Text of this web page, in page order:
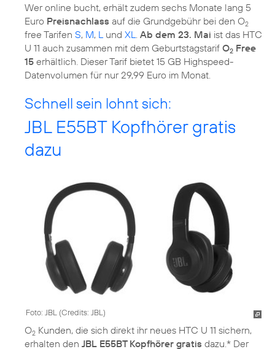
Wer online bucht, erhält zudem sechs Monate lang 5
Euro Preisnachlass auf die Grundgebühr bei den O2
free Tarifen S, M, L und XL Ab dem 23. Mai ist das HTC
U 11 auch zusammen mit dem Geburtstagstarif O2 Free
15 erhältlich. Dieser Tarif bietet 15 GB Highspeed-
Datenvolumen für nur 29,99 Euro im Monat.
Schnell sein lohnt sich:
JBL E55BT Kopfhörer gratis
dazu
Foto: JBL (Credits: JBL )
O2 Kunden, die sich direkt ihr neues HTC U 11 sichern,
erhalten den JBL E55BT Kopfhörer gratis dazu.* Der